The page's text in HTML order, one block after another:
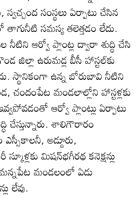
సంస్థలు ఏర్పాటు చేసిన
తాగునీటి సమస్య తలెత్తడం లేదు.
నీటిని ఆర్వో ప్లాంట్ల ద్వారా శుద్ధి చేసి
జిల్లా ఉరుమడ్ల బీసీ హాస్టల్‌కు
స్థానికంగా ఉన్న బోరుబావి నీటిని
చందంపేట మండలాల్లోని హాస్టళ్లకు
ఆర్వో ప్లాంట్లు ఏర్పాటు
చేస్తున్నారు. శాలిగౌరారం
అడ్డూరు,
మిషన్‌భగీరథ కనెక్షన్లు
మండలంలో ఏడు
లేవు.